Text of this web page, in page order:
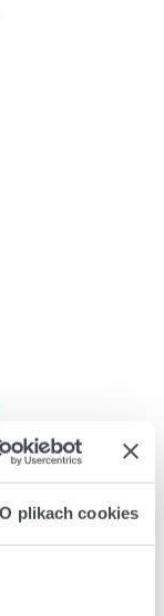
O plikach cookies